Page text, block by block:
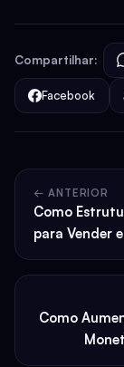
Compartilhar:
Facebook
← ANTERIOR
Como
para Vender
Como